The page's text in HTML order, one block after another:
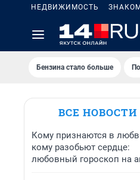
НЕДВИЖИМОСТЬ
Бензина стало больше
ВСЕ НОВОСТИ
Кому признаются в
кому разобьют сердце:
любовный гороскоп на